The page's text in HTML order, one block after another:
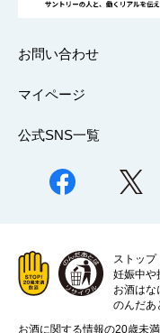
お問い合わせ
マイページ
公式SNS一覧
ストップ
妊娠中や
お酒はな
のんだあ
お酒に関する情報の20歳未